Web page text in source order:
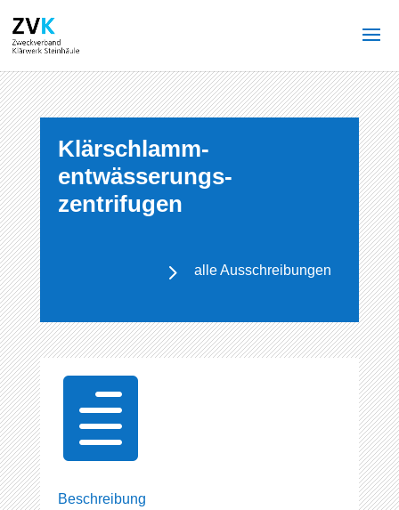
Klärschlamm­
entwässerungs­
zentrifugen
alle Ausschreibungen

Beschreibung